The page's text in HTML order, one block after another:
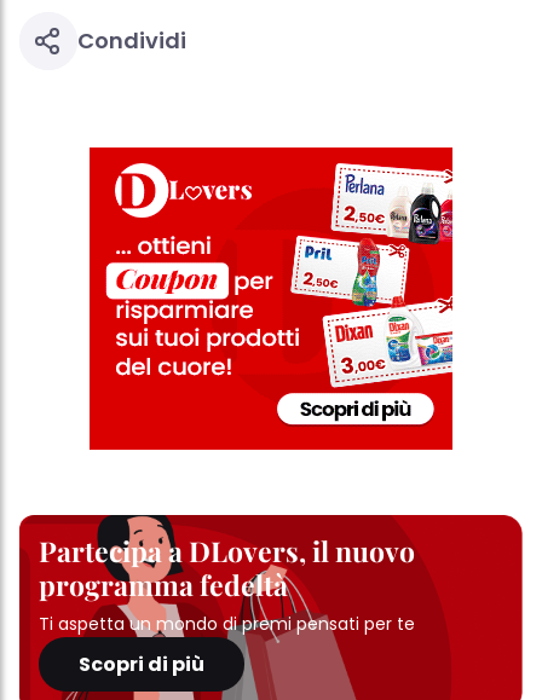
Condividi
Partecipa a DLovers, il nuovo
programma fedeltà
Ti aspetta un mondo di premi pensati per te
Scopri di più